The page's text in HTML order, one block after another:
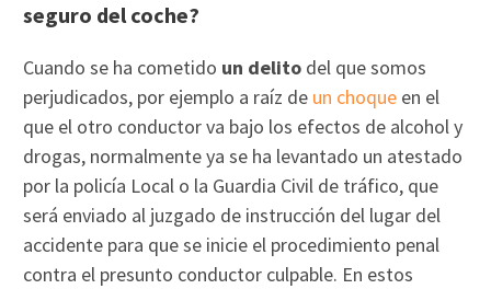
seguro del coche?
Cuando se ha cometido un delito del que somos
perjudicados, por ejemplo a raíz de un choque en el
que el otro conductor va bajo los efectos de alcohol y
drogas, normalmente ya se ha levantado un atestado
por la policía Local o la Guardia Civil de tráfico, que
será enviado al juzgado de instrucción del lugar del
accidente para que se inicie el procedimiento penal
contra el presunto conductor culpable. En estos